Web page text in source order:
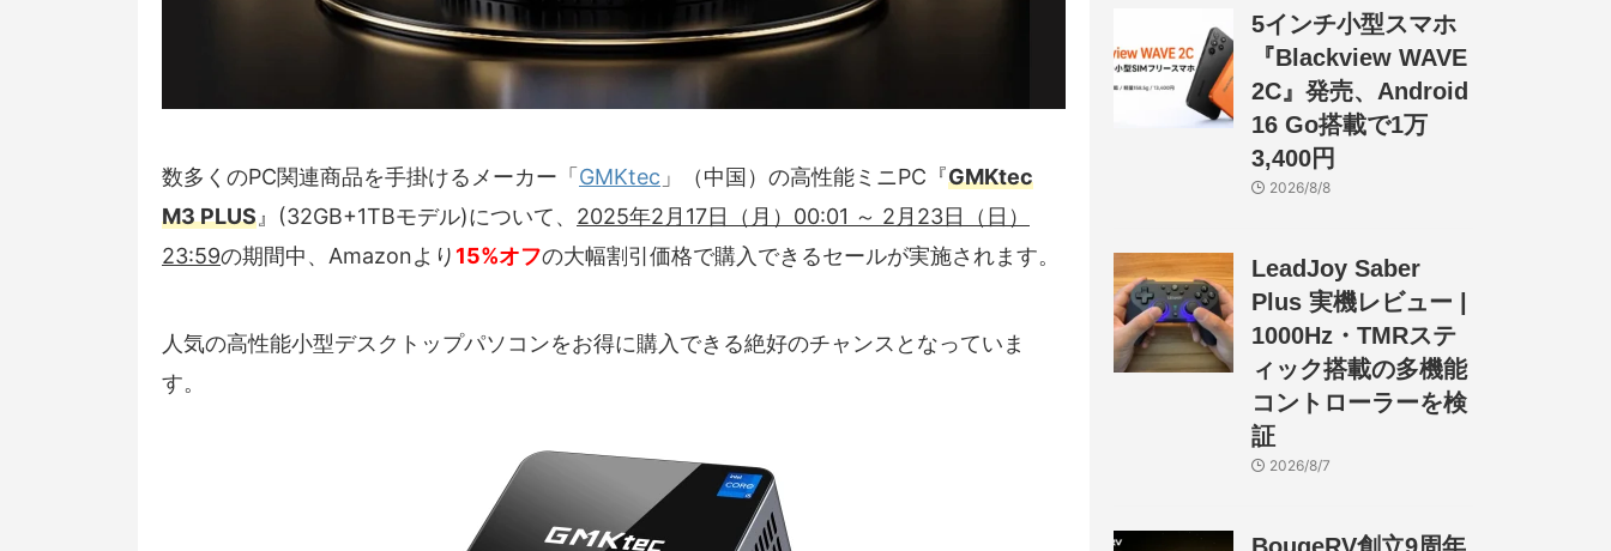
数多くのPC関連商品を手掛けるメーカー「 GMKtec 」（中国）の高性能ミニPC『GMKtec
M3 PLUS』(32GB+1TBモデル)について、 2025年2月17日（月）00:01 ～ 2月23日（日）
23:59の期間中、Amazonより 15%オフの大幅割引価格で購入できるセールが実施されます。
人気の高性能小型デスクトップパソコンをお得に購入できる絶好のチャンスとなっていま
す。
5インチ小型スマホ
『Blackview WAVE
2C』発売、Android
16 Go搭載で1万
3,400円
2026/8/8
LeadJoy Saber
Plus 実機レビュー |
1000Hz・TMRステ
ィック搭載の多機能
コントローラーを検
証
2026/8/7